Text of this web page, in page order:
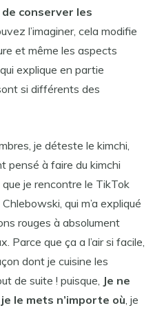
conserver les
l’imaginer, cela modifie
et même les aspects
explique en partie
si différents des
je déteste le kimchi,
pensé à faire du kimchi
je rencontre le TikTok
qui m’a expliqué
rouges à absolument
Parce que ça a l’air si facile,
dont je cuisine les
de suite ! puisque, Je ne
le mets n’importe où, je